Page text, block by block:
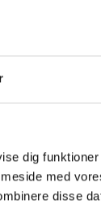
dig
med
disse